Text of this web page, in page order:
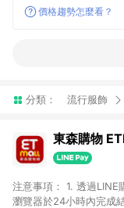
價格趨勢怎麼看？
分類： 流行服飾
東森購物
注意事項： 1. 透過LINE
瀏覽器於24小時內完成